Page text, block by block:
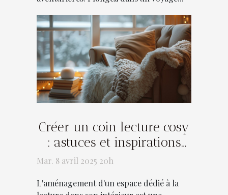
Créer un coin lecture cosy
: astuces et inspirations
déco
Mar. 8 avril 2025 20h
L'aménagement d'un espace dédié à la